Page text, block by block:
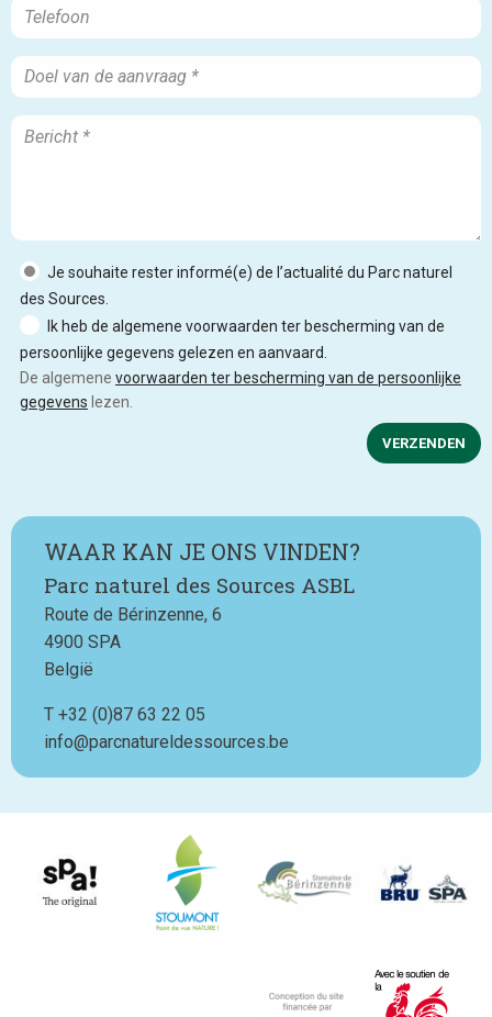
Je souhaite rester informé(e) de l’actualité du Parc naturel
des Sources.
Ik heb de algemene voorwaarden ter bescherming van de
persoonlijke gegevens gelezen en aanvaard.
De algemene voorwaarden ter bescherming van de persoonlijke
gegevens lezen.
VERZENDEN
WAAR KAN JE ONS VINDEN?
Parc naturel des Sources ASBL
Route de Bérinzenne, 6
4900 SPA
België
T Téléphone
+32 (0)87 63 22 05
info@parcnatureldessources.be